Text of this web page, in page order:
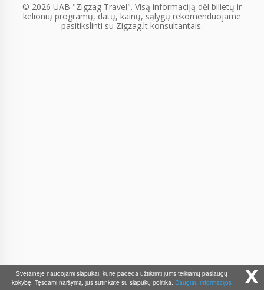
© 2026 UAB "Zigzag Travel". Visą informaciją dėl bilietų ir
kelionių programų, datų, kainų, sąlygų rekomenduojame
pasitikslinti su Zigzag.lt konsultantais.
x
Svetainėje naudojami slapukai, kurie padeda užtikrinti jums teikiamų paslaugų
kokybę. Tęsdami naršymą, jūs sutinkate su slapukų politika. Daugiau informacijos